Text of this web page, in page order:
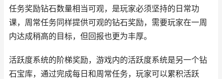
任务奖励钻石数量相当可观，是玩家必须坚持的日常功
课，周常任务同样提供可观的钻石奖励，需要玩家在一周
内达成稍高的目标，但回报也更为丰厚。
活跃度系统的阶梯奖励，游戏内的活跃度系统是另一个钻
石宝库，通过完成每日和周常任务，玩家可以累积活跃